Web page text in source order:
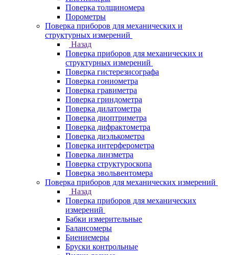
Поверка толщиномера
Порометры
Поверка приборов для механических и
структурных измерений
Назад
Поверка приборов для механических и
структурных измерений
Поверка гистерезисографа
Поверка гониометра
Поверка гравиметра
Поверка гриндометра
Поверка дилатометра
Поверка диоптриметра
Поверка дифрактометра
Поверка диэлькометра
Поверка интерферометра
Поверка линзметра
Поверка структуроскопа
Поверка эвольвентомера
Поверка приборов для механических измерений
Назад
Поверка приборов для механических
измерений
Бабки измерительные
Балансомеры
Биениемеры
Бруски контрольные